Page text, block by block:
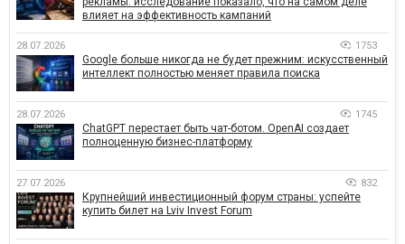
влияет на эффективность кампаний
28.07.2026 1753
Google больше никогда не будет прежним: искусственный
интеллект полностью меняет правила поиска
28.07.2026 1745
ChatGPT перестает быть чат-ботом. OpenAI создает
полноценную бизнес-платформу
27.07.2026 832
Крупнейший инвестиционный форум страны: успейте
купить билет на Lviv Invest Forum